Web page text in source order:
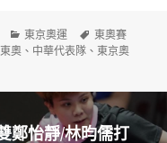
分
類
東京奧運
標
籤
東奧賽
奧 、 中華代表隊 、東京奧
鄭怡靜/林昀儒打